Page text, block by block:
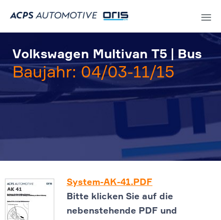
Volkswagen Multivan T5 | Bus
Baujahr: 04/03-11/15
System-AK-41.PDF
Bitte klicken Sie auf die
nebenstehende PDF und